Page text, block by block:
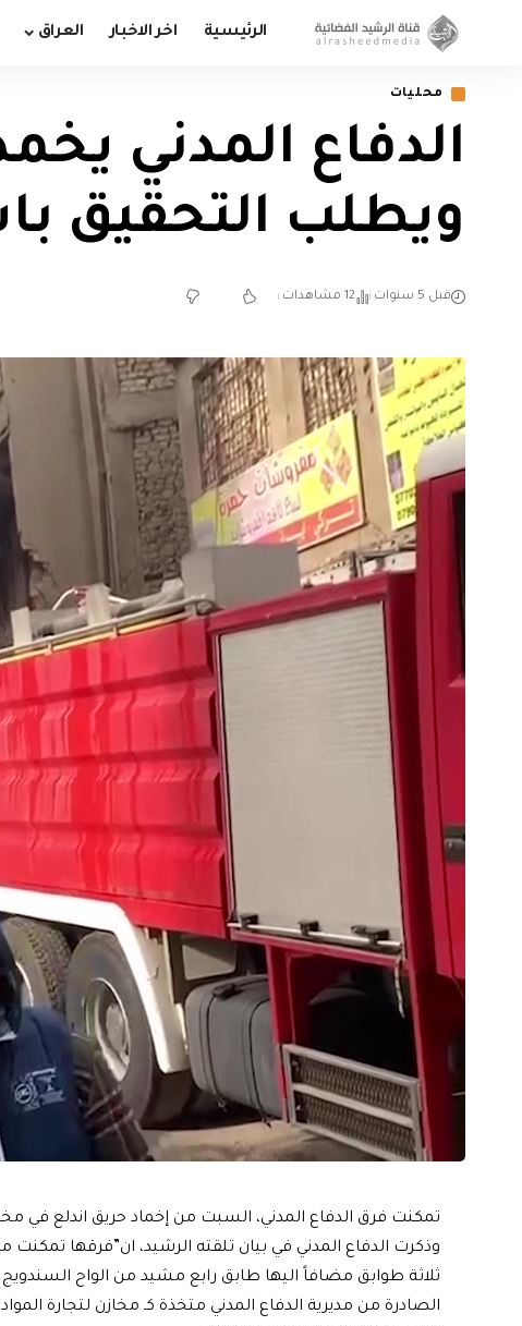
الرئيسية اخر الاخبار العراق
محليات
الدفاع المدني
ويطلب التحقيق
قبل 5 سنوات 12 مشاهدات
تمكنت فرق الدفاع المدني، السبت من إخماد حريق اندلع في
وذكرت الدفاع المدني في بيان تلقته الرشيد، ان”فرقها
ثلاثة طوابق مضافاً اليها طابق رابع مشيد من الواح
الصادرة من مديرية الدفاع المدني متخذة كـ مخازن لتجارة